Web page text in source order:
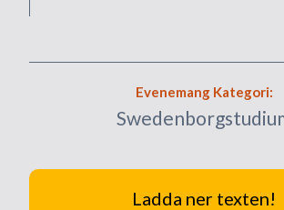
Evenemang Kategori:
Ladda ner texten!